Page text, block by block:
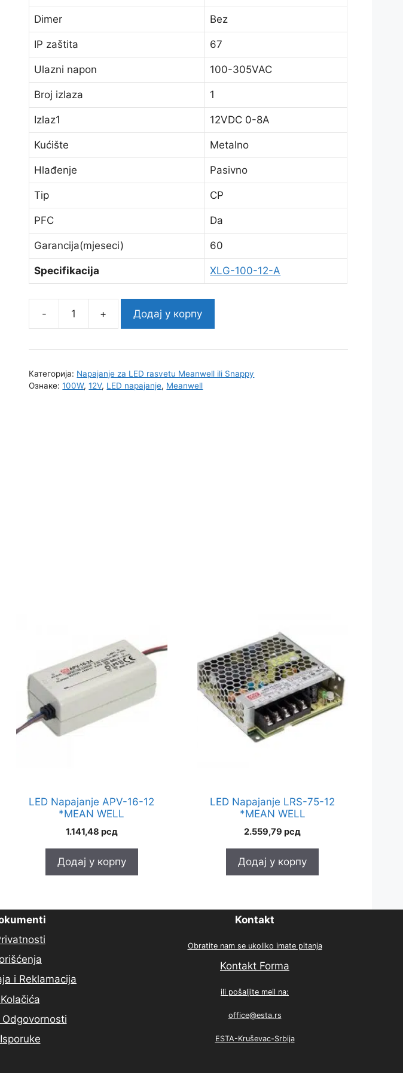
Dimer Bez
IP zaštita 67
Ulazni napon 100-305VAC
Broj izlaza 1
Izlaz1 12VDC 0-8A
Kućište Metalno
Hlađenje Pasivno
Tip CP
PFC Da
Garancija(mjeseci) 60
Specifikacija XLG-100-12-A
XLG-
12-
Додај у корпу
Категорија: Napajanje za LED rasvetu Meanwell ili Snappy
Ознаке:100W,12V, LED napajanje, Meanwell
LED Napajanje APV-16-12
*MEAN WELL
1.141,48 рсд
Додај у корпу
LED Napajanje LRS-75-12
*MEAN WELL
2.559,79рсд
Додај у корпу
i Reklamacija
Kontakt
Obratite nam se ukoliko imate pitanja
Kontakt Forma
ili pošaljite meil na:
office@esta.rs
ESTA-Kruševac-Srbija